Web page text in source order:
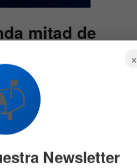
mitad de
la segunda mitad
de $739 el 21 de julio
×
Newsletter